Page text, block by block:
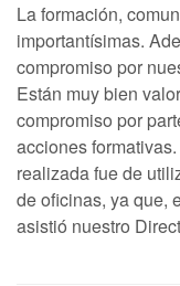
La formación,
importantísimas.
compromiso por
Están muy bien
compromiso por
acciones
realizada fue de
de oficinas, ya que,
asistió nuestro